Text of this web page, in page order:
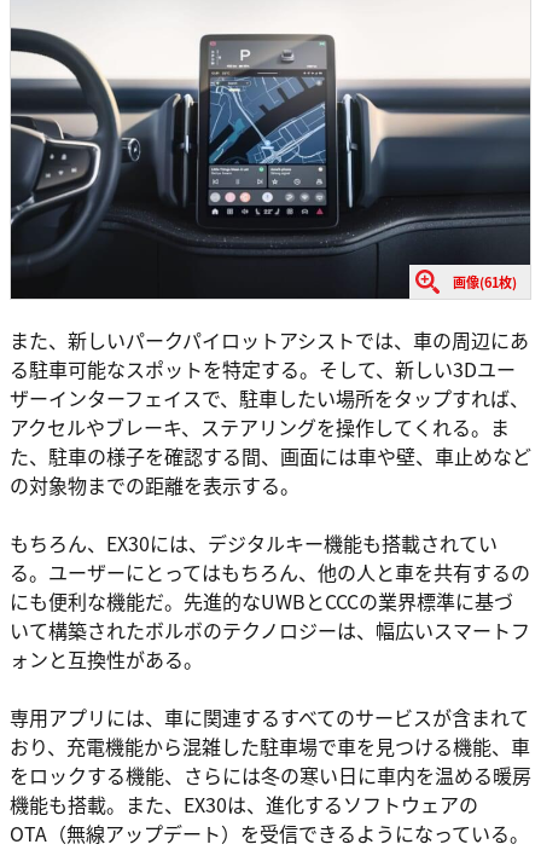
画像(61枚)
また、新しいパークパイロットアシストでは、車の周辺にあ
る駐車可能なスポットを特定する。そして、新しい3Dユー
ザーインターフェイスで、駐車したい場所をタップすれば、
アクセルやブレーキ、ステアリングを操作してくれる。ま
た、駐車の様子を確認する間、画面には車や壁、車止めなど
の対象物までの距離を表示する。
もちろん、EX30には、デジタルキー機能も搭載されてい
る。ユーザーにとってはもちろん、他の人と車を共有するの
にも便利な機能だ。先進的なUWBとCCCの業界標準に基づ
いて構築されたボルボのテクノロジーは、幅広いスマートフ
ォンと互換性がある。
専用アプリには、車に関連するすべてのサービスが含まれて
おり、充電機能から混雑した駐車場で車を見つける機能、車
をロックする機能、さらには冬の寒い日に車内を温める暖房
機能も搭載。また、EX30は、進化するソフトウェアの
OTA（無線アップデート）を受信できるようになっている。